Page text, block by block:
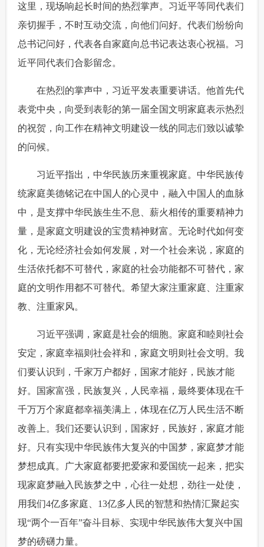
这里，现场响起长时间的热烈掌声。习近平等同代表们
亲切握手，不时互动交流，向他们问好。代表们纷纷向
总书记问好，代表各自家庭向总书记表达衷心祝福。习
近平同代表们合影留念。
在热烈的掌声中，习近平发表重要讲话。他首先代
表党中央，向受到表彰的第一届全国文明家庭表示热烈
的祝贺，向工作在精神文明建设一线的同志们致以诚挚
的问候。
习近平指出，中华民族历来重视家庭。中华民族传
统家庭美德铭记在中国人的心灵中，融入中国人的血脉
中，是支撑中华民族生生不息、薪火相传的重要精神力
量，是家庭文明建设的宝贵精神财富。无论时代如何变
化，无论经济社会如何发展，对一个社会来说，家庭的
生活依托都不可替代，家庭的社会功能都不可替代，家
庭的文明作用都不可替代。希望大家注重家庭、注重家
教、注重家风。
习近平强调，家庭是社会的细胞。家庭和睦则社会
安定，家庭幸福则社会祥和，家庭文明则社会文明。我
们要认识到，千家万户都好，国家才能好，民族才能
好。国家富强，民族复兴，人民幸福，最终要体现在千
千万万个家庭都幸福美满上，体现在亿万人民生活不断
改善上。我们还要认识到，国家好，民族好，家庭才能
好。只有实现中华民族伟大复兴的中国梦，家庭梦才能
梦想成真。广大家庭都要把爱家和爱国统一起来，把实
现家庭梦融入民族梦之中，心往一处想，劲往一处使，
用我们4亿多家庭、13亿多人民的智慧和热情汇聚起实
现“两个一百年”奋斗目标、实现中华民族伟大复兴中国
梦的磅礴力量。